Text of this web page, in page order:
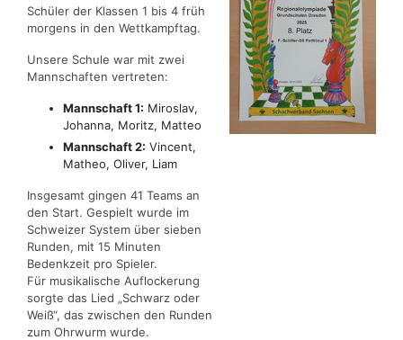
Schüler der Klassen 1 bis 4 früh
morgens in den Wettkampftag.
Unsere Schule war mit zwei
Mannschaften vertreten:
Mannschaft 1: Miroslav,
Johanna, Moritz, Matteo
Mannschaft 2: Vincent,
Matheo, Oliver, Liam
Insgesamt gingen 41 Teams an
den Start. Gespielt wurde im
Schweizer System über sieben
Runden, mit 15 Minuten
Bedenkzeit pro Spieler.
Für musikalische Auflockerung
sorgte das Lied „Schwarz oder
Weiß“, das zwischen den Runden
zum Ohrwurm wurde.